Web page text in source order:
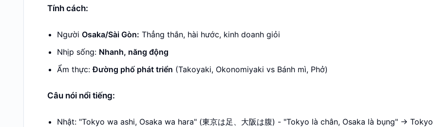
Tính cách:
Người Osaka/Sài Gòn: Thẳng thắn, hài hước, kinh doanh giỏi
Nhịp sống: Nhanh, năng động
Ẩm thực:Đường phố phát triển (Takoyaki, Okonomiyaki vs Bánh mì, Phở)
Câu nói nổi tiếng:
Nhật: "Tokyo wa ashi, Osaka wa hara" (東京は足、大阪は腹) - "Tokyo là chân, Osaka là bụng" -> Tokyo